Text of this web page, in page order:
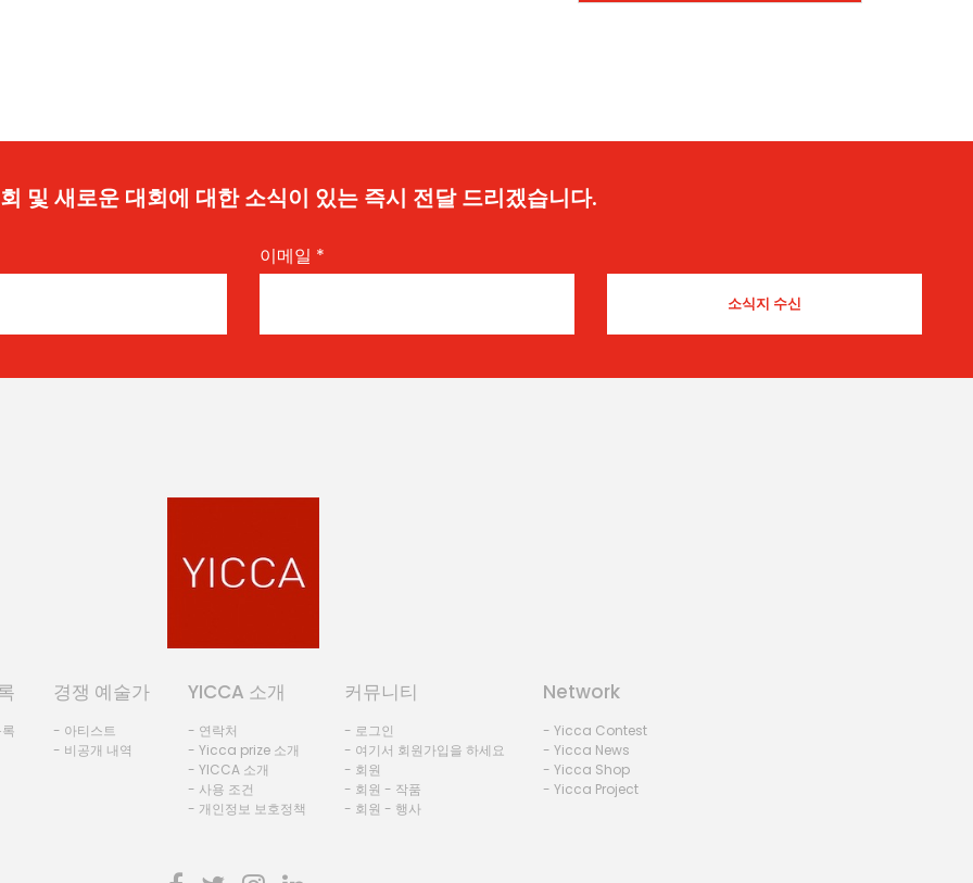
및 새로운 대회에 대한 소식이 있는 즉시 전달 드리겠습니다.
이메일 *
경쟁 예술가
- 아티스트
- 비공개 내역
YICCA 소개
- 연락처
- Yicca prize 소개
- YICCA 소개
- 사용 조건
- 개인정보 보호정책
커뮤니티
- 로그인
- 여기서 회원가입을 하세요
- 회원
- 회원 - 작품
- 회원 - 행사
Network
- Yicca Contest
- Yicca News
- Yicca Shop
- Yicca Project